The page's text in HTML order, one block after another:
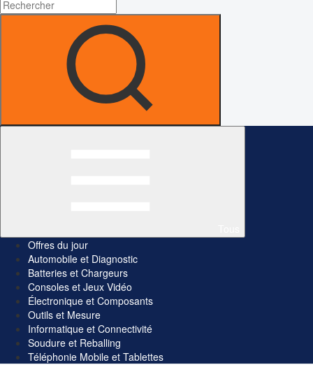
Offres du jour
Automobile et Diagnostic
Batteries et Chargeurs
Consoles et Jeux Vidéo
Électronique et Composants
Outils et Mesure
Informatique et Connectivité
Soudure et Reballing
Téléphonie Mobile et Tablettes